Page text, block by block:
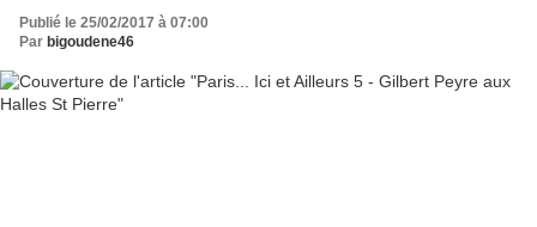
Publié le 25/02/2017 à 07:00
Par bigoudene46